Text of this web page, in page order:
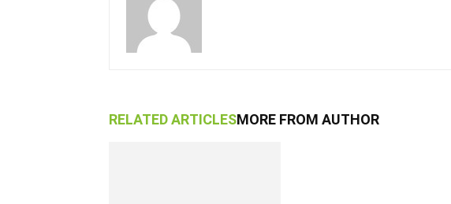
RELATED ARTICLESMORE FROM AUTHOR